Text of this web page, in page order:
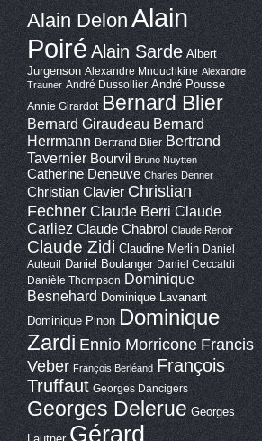
Alain DelonAlain
Poiré Alain Sarde Albert
Jurgenson Alexandre Mnouchkine Alexandre
Trauner André Dussollier André Pousse
Annie Girardot Bernard Blier
Bernard Giraudeau Bernard
Herrmann Bertrand Blier Bertrand
Tavernier Bourvil Bruno Nuytten
Catherine Deneuve Charles Denner
Christian Clavier Christian
Fechner Claude Berri Claude
Carliez Claude Chabrol Claude Renoir
Claude Zidi Claudine Merlin Daniel
Auteuil
Daniel Boulanger Daniel Ceccaldi
Danièle Thompson Dominique
Besnehard Dominique Lavanant
Dominique Pinon Dominique
Zardi Ennio Morricone Francis
Veber François Berléand François
Truffaut Georges Dancigers
Georges Delerue Georges
Gérard